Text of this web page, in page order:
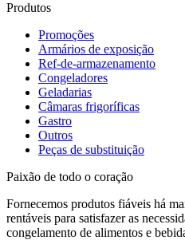
Produtos
Promoções
Armários de exposição
Ref-de-armazenamento
Congeladores
Geladarias
Câmaras frigoríficas
Gastro
Outros
Peças de substituição
Paixão de todo o coração
Fornecemos produtos fiáveis há
rentáveis para satisfazer as
congelamento de alimentos e